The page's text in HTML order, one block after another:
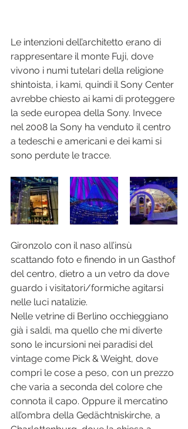
Le intenzioni dell’architetto erano di
rappresentare il monte Fuji, dove
vivono i numi tutelari della religione
shintoista, i kami, quindi il Sony Center
avrebbe chiesto ai kami di proteggere
la sede europea della Sony. Invece
nel 2008 la Sony ha venduto il centro
a tedeschi e americani e dei kami si
sono perdute le tracce.
Gironzolo con il naso all’insù
scattando foto e finendo in un Gasthof
del centro, dietro a un vetro da dove
guardo i visitatori/formiche agitarsi
nelle luci natalizie.
Nelle vetrine di Berlino occhieggiano
già i saldi, ma quello che mi diverte
sono le incursioni nei paradisi del
vintage come Pick & Weight, dove
compri le cose a peso, con un prezzo
che varia a seconda del colore che
connota il capo. Oppure il mercatino
all’ombra della Gedächtniskirche, a